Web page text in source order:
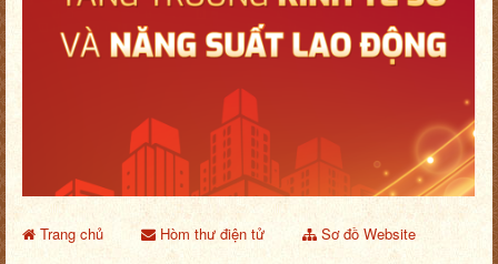
Trang chủ Hòm thư điện tử Sơ đồ Website